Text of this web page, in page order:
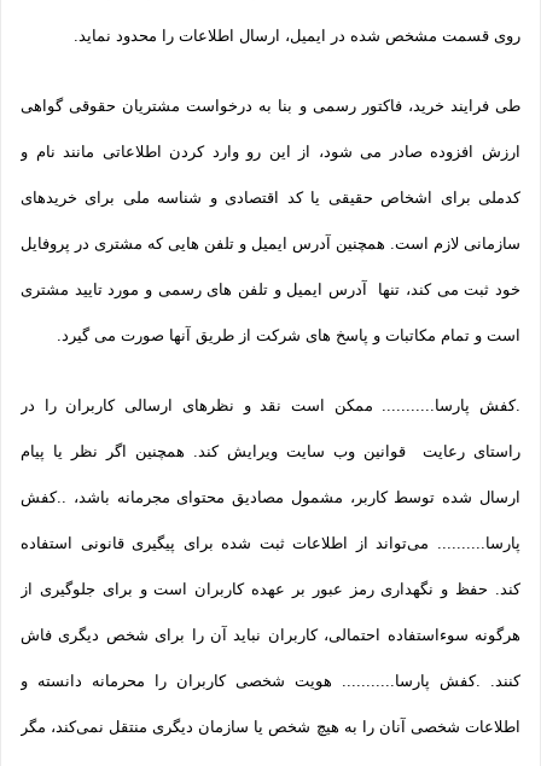
روی قسمت مشخص شده در ایمیل، ارسال اطلاعات را محدود نماید.
طی فرایند خرید، فاکتور رسمی و بنا به درخواست مشتریان حقوقی گواهی
ارزش افزوده صادر می شود، از این رو وارد کردن اطلاعاتی مانند نام و
کدملی برای اشخاص حقیقی یا کد اقتصادی و شناسه ملی برای خریدهای
سازمانی لازم است. همچنین آدرس ایمیل و تلفن هایی که مشتری در پروفایل
خود ثبت می­ کند، تنها آدرس ایمیل و تلفن­ های رسمی و مورد تایید مشتری
است و تمام مکاتبات و پاسخ های شرکت از طریق آنها صورت می گیرد.
.کفش پارسا........... ممکن است نقد و نظرهای ارسالی کاربران را در
راستای رعایت قوانین وب سایت ویرایش کند. همچنین اگر نظر یا پیام
ارسال شده توسط کاربر، مشمول مصادیق محتوای مجرمانه باشد، ..کفش
پارسا.......... می‌تواند از اطلاعات ثبت شده برای پیگیری قانونی استفاده
کند. حفظ و نگهداری رمز عبور بر عهده کاربران است و برای جلوگیری از
هرگونه سوءاستفاده احتمالی، کاربران نباید آن را برای شخص دیگری فاش
کنند. .کفش پارسا........... هویت شخصی کاربران را محرمانه دانسته و
اطلاعات شخصی آنان را به هیچ شخص یا سازمان دیگری منتقل نمی‌کند، مگر